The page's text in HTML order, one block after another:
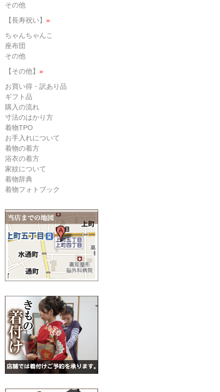
その他
【長寿祝い】 »
ちゃんちゃんこ
座布団
その他
【その他】 »
お買い得・訳あり品
ギフト品
購入の流れ
寸法のはかり方
着物TPO
お手入れについて
着物の着方
浴衣の着方
家紋について
着物辞典
着物フォトブック